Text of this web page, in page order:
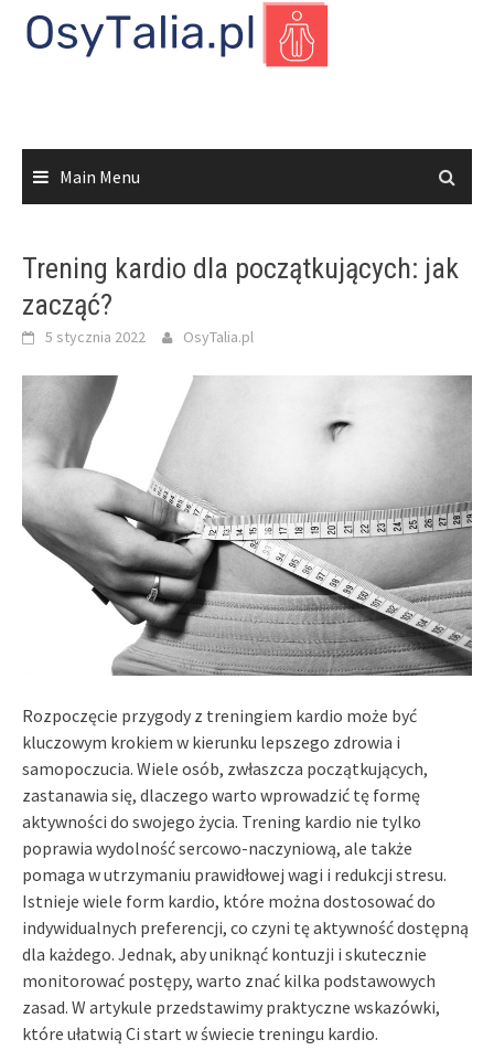
Main Menu
Trening kardio dla początkujących: jak
zacząć?
5 stycznia 2022 OsyTalia.pl
Rozpoczęcie przygody z treningiem kardio może być
kluczowym krokiem w kierunku lepszego zdrowia i
samopoczucia. Wiele osób, zwłaszcza początkujących,
zastanawia się, dlaczego warto wprowadzić tę formę
aktywności do swojego życia. Trening kardio nie tylko
poprawia wydolność sercowo-naczyniową, ale także
pomaga w utrzymaniu prawidłowej wagi i redukcji stresu.
Istnieje wiele form kardio, które można dostosować do
indywidualnych preferencji, co czyni tę aktywność dostępną
dla każdego. Jednak, aby uniknąć kontuzji i skutecznie
monitorować postępy, warto znać kilka podstawowych
zasad. W artykule przedstawimy praktyczne wskazówki,
które ułatwią Ci start w świecie treningu kardio.